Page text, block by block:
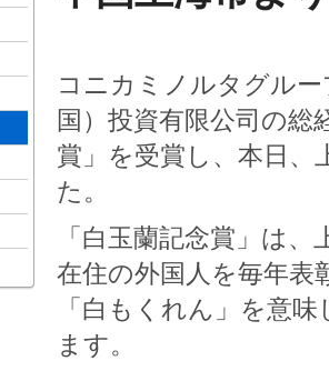
コニカミノルタグル
国）投資有限公司の総
賞」を受賞し、本日、
た。
「白玉蘭記念賞」は
在住の外国人を毎年表
「白もくれん」を意
ます。